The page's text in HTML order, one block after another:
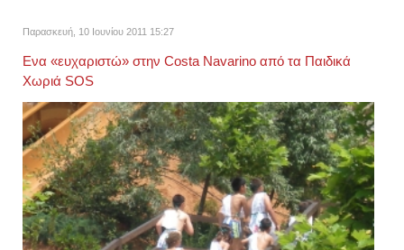
Παρασκευή, 10 Ιουνίου 2011 15:27
Ενα «ευχαριστώ» στην Costa Navarino από τα Παιδικά
Χωριά SOS